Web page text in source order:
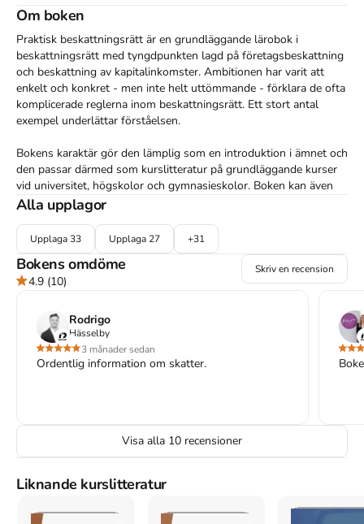
Om boken
Praktisk beskattningsrätt är en grundläggande lärobok i
beskattningsrätt med tyngdpunkten lagd på företagsbeskattning
och beskattning av kapitalinkomster. Ambitionen har varit att
enkelt och konkret - men inte helt uttömmande - förklara de ofta
komplicerade reglerna inom beskattningsrätt. Ett stort antal
exempel underlättar förståelsen.
Bokens karaktär gör den lämplig som en introduktion i ämnet och
den passar därmed som kurslitteratur på grundläggande kurser
vid universitet, högskolor och gymnasieskolor. Boken kan även
vara användbar för praktiker, exempelvis medarbetare på banker,
försäkringsbolag, samt redovisnings- och revisionsbyråer.
Boken är uppdaterad med hänsyn till rättsläget januari 2020
Läroboken kompletteras av en Övningsbok i beskattning samt en
Övningsböckerna är författade av Leif Edvardsson och Asbjörn
Eriksson.
Åtkomstkoder och digitalt tilläggsmaterial garanteras inte
Mer om Praktisk beskattningsrätt : lärobok i inkomst- och
förmögenhetsbeskattning (2020)
lärobok i inkomst- och förmögenhetsbeskattning
Alla upplagor
Upplaga33 Upplaga 27 +31
Bokens omdöme
4.9 (10)
Skriv en recension
Rodrigo
Hässelby
3 månader sedan
Ordentlig information om skatter.
Visa alla 10 recensioner
Liknande kurslitteratur